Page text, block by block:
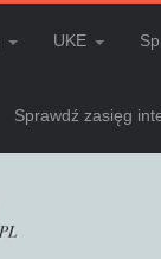
UKE
Sprawdź zasięg